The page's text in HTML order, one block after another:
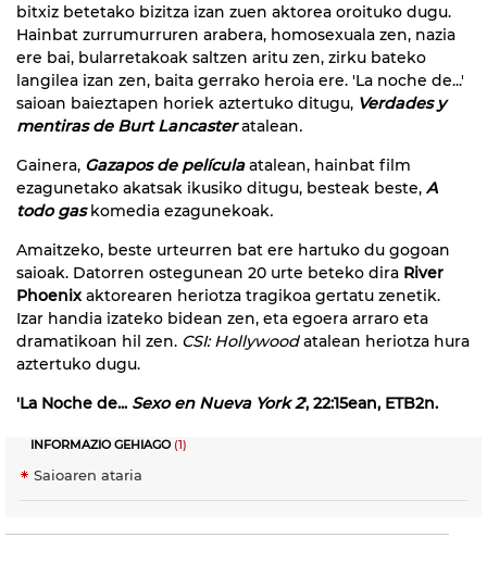
bitxiz betetako bizitza izan zuen aktorea oroituko dugu.
Hainbat zurrumurruren arabera, homosexuala zen, nazia
ere bai, bularretakoak saltzen aritu zen, zirku bateko
langilea izan zen, baita gerrako heroia ere. 'La noche de...'
saioan baieztapen horiek aztertuko ditugu, Verdades y
mentiras de Burt Lancaster atalean.
Gainera, Gazapos de películaatalean, hainbat film
ezagunetako akatsak ikusiko ditugu, besteak beste, A
todo gas komedia ezagunekoak.
Amaitzeko, beste urteurren bat ere hartuko du gogoan
saioak. Datorren ostegunean 20 urte beteko dira River
Phoenixaktorearen heriotza tragikoa gertatu zenetik.
Izar handia izateko bidean zen, eta egoera arraro eta
dramatikoan hil zen. CSI: Hollywoodatalean heriotza hura
aztertuko dugu.
'La Noche de... Sexo en Nueva York 2', 22:15ean, ETB2n.
INFORMAZIO GEHIAGO(1)
Saioaren ataria